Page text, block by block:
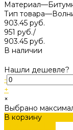
Материал—
Тип товара—
903.45 руб.
951 руб./
903.45 руб.
В наличии
Нашли дешевле?
-
+
×
Выбрано
В корзину